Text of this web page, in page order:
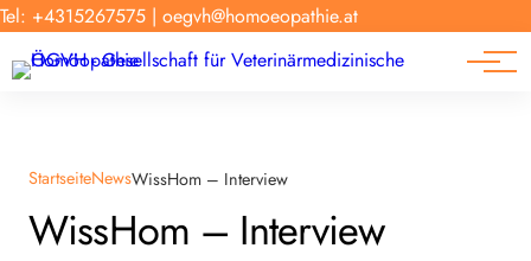
Tel: +4315267575 | oegvh@homoeopathie.at
Tierarzt-Suche
Forschung
News
StartseiteNewsWissHom – Interview
WissHom – Interview